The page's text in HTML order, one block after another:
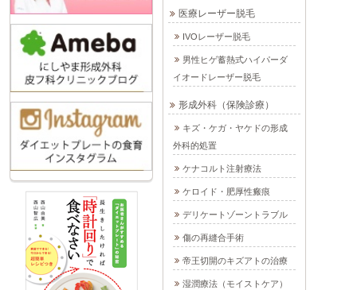
医療レーザー脱毛
IVOレーザー脱毛
男性ヒゲ蓄熱式ハイパーダ
イオードレーザー脱毛
形成外科（保険診療）
キズ・ケガ・ヤケドの形成
外科的処置
ケナコルト注射療法
ケロイド・肥厚性瘢痕
デリケートゾーントラブル
傷の再縫合手術
帝王切開のキズアトの治療
湿潤療法（モイストケア）